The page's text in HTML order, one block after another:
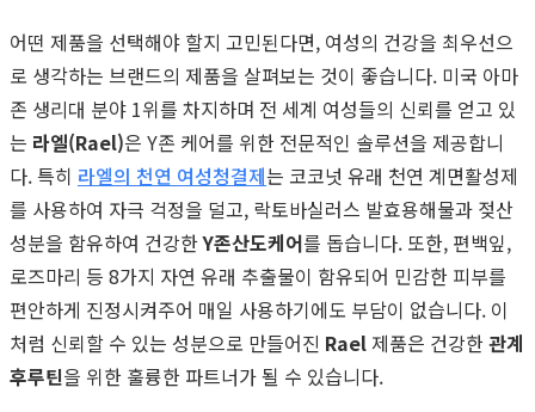
어떤 제품을 선택해야 할지 고민된다면, 여성의 건강을 최우선으
로 생각하는 브랜드의 제품을 살펴보는 것이 좋습니다. 미국 아마
존 생리대 분야 1위를 차지하며 전 세계 여성들의 신뢰를 얻고 있
는 라엘(Rael)은 Y존 케어를 위한 전문적인 솔루션을 제공합니
다. 특히 라엘의 천연 여성청결제는 코코넛 유래 천연 계면활성제
를 사용하여 자극 걱정을 덜고, 락토바실러스 발효용해물과 젖산
성분을 함유하여 건강한Y존산도케어를 돕습니다. 또한, 편백잎,
로즈마리 등 8가지 자연 유래 추출물이 함유되어 민감한 피부를
편안하게 진정시켜주어 매일 사용하기에도 부담이 없습니다. 이
처럼 신뢰할 수 있는 성분으로 만들어진 Rael제품은 건강한관계
후루틴을 위한 훌륭한 파트너가 될 수 있습니다.